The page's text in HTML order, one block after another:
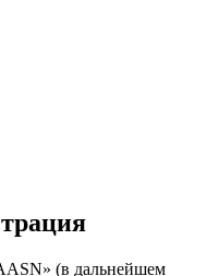
(в дальнейшем